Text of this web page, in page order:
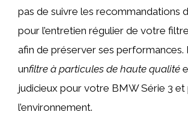
pas de suivre les recommandations
pour l’entretien régulier de votre
afin de préserver ses performances.
unfiltre à particules de haute qualité
judicieux pour votre BMW Série 3 et
l’environnement.